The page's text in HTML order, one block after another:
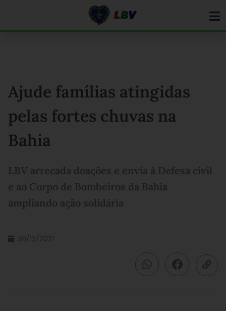
Ajude famílias atingidas
pelas fortes chuvas na
Bahia
LBV arrecada doações e envia à Defesa civil
e ao Corpo de Bombeiros da Bahia
ampliando ação solidária
30/12/2021